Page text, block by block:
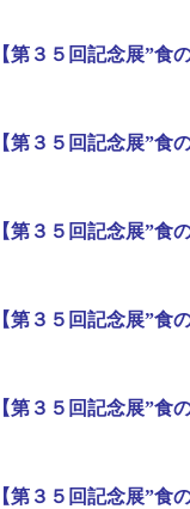
【第３５回記念展”食
【第３５回記念展”食
【第３５回記念展”食
【第３５回記念展”食
【第３５回記念展”食
【第３５回記念展”食